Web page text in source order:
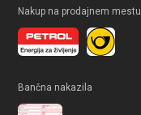
Nakup na prodajnem mestu
Bančna nakazila